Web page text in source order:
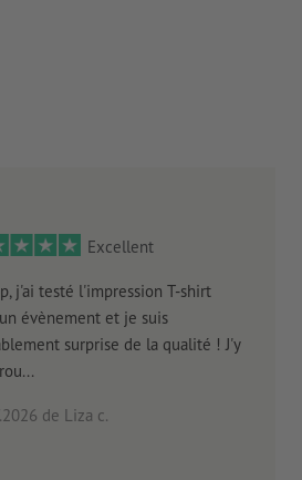
d’autres contaminants. Ceux-
Excellent
j'ai testé l'impression T-shirt
évènement et je suis
surprise de la qualité ! J'y
de Liza c.